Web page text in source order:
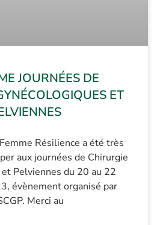
JOURNÉES DE
ET
Résilience a été très
aux journées de Chirurgie
Pelviennes du 20 au 22
évènement organisé par
Merci au